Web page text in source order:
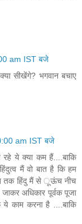
am IST बजे
सीखेंगे? भगवान बचाए
am IST बजे
ये क्या कम हैं....बाकि
मैं वो बात है कि हम
तक हिंदु मैं से ूऊंच नीच
अधिकार पूर्वक पूजा
काम करना है ....बाकि